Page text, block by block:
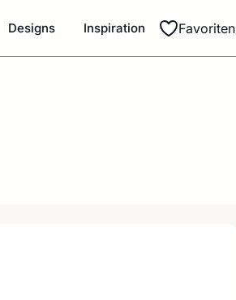
Favoriten
Designs Inspiration